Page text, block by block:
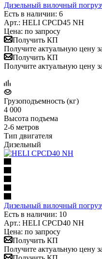
Дизельный вилочный
Есть в наличии: 6
Арт.: HELI CPСD45 NH
Цена: по запросу
Получить КП
Получите актуальную цену
Получить КП
Получите актуальную цену
Грузоподъемность (кг)
4 000
Высота подъема
2-6 метров
Тип двигателя
Дизельный
Дизельный вилочный
Есть в наличии: 10
Арт.: HELI CPСD40 NH
Цена: по запросу
Получить КП
Получите актуальную цену